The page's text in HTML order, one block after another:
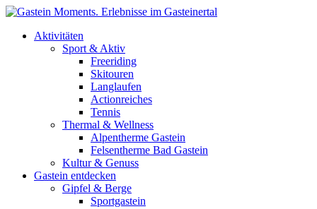
Direkt zum Inhalt
Aktivitäten
Sport & Aktiv
Freeriding
Skitouren
Langlaufen
Actionreiches
Tennis
Thermal & Wellness
Alpentherme Gastein
Felsentherme Bad Gastein
Kultur & Genuss
Gastein entdecken
Gipfel & Berge
Sportgastein